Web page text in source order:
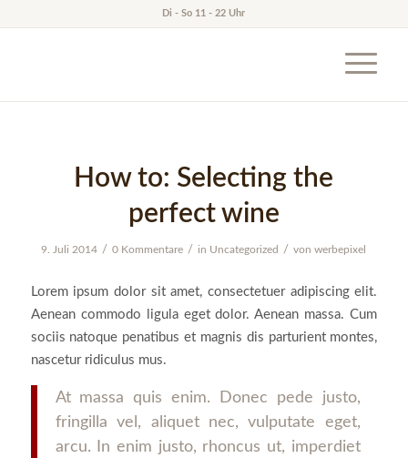
Di - So 11 - 22 Uhr
How to: Selecting the
perfect wine
9. Juli 2014 / 0 Kommentare / in Uncategorized / vonwerbepixel
Lorem ipsum dolor sit amet, consectetuer adipiscing elit.
Aenean commodo ligula eget dolor. Aenean massa. Cum
sociis natoque penatibus et magnis dis parturient montes,
nascetur ridiculus mus.
At massa quis enim. Donec pede justo,
fringilla vel, aliquet nec, vulputate eget,
arcu. In enim justo, rhoncus ut, imperdiet